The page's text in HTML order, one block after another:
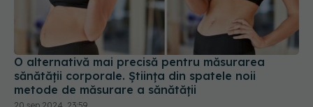
O alternativă mai precisă pentru măsurarea
sănătății corporale. Știința din spatele noii
metode de măsurare a sănătății